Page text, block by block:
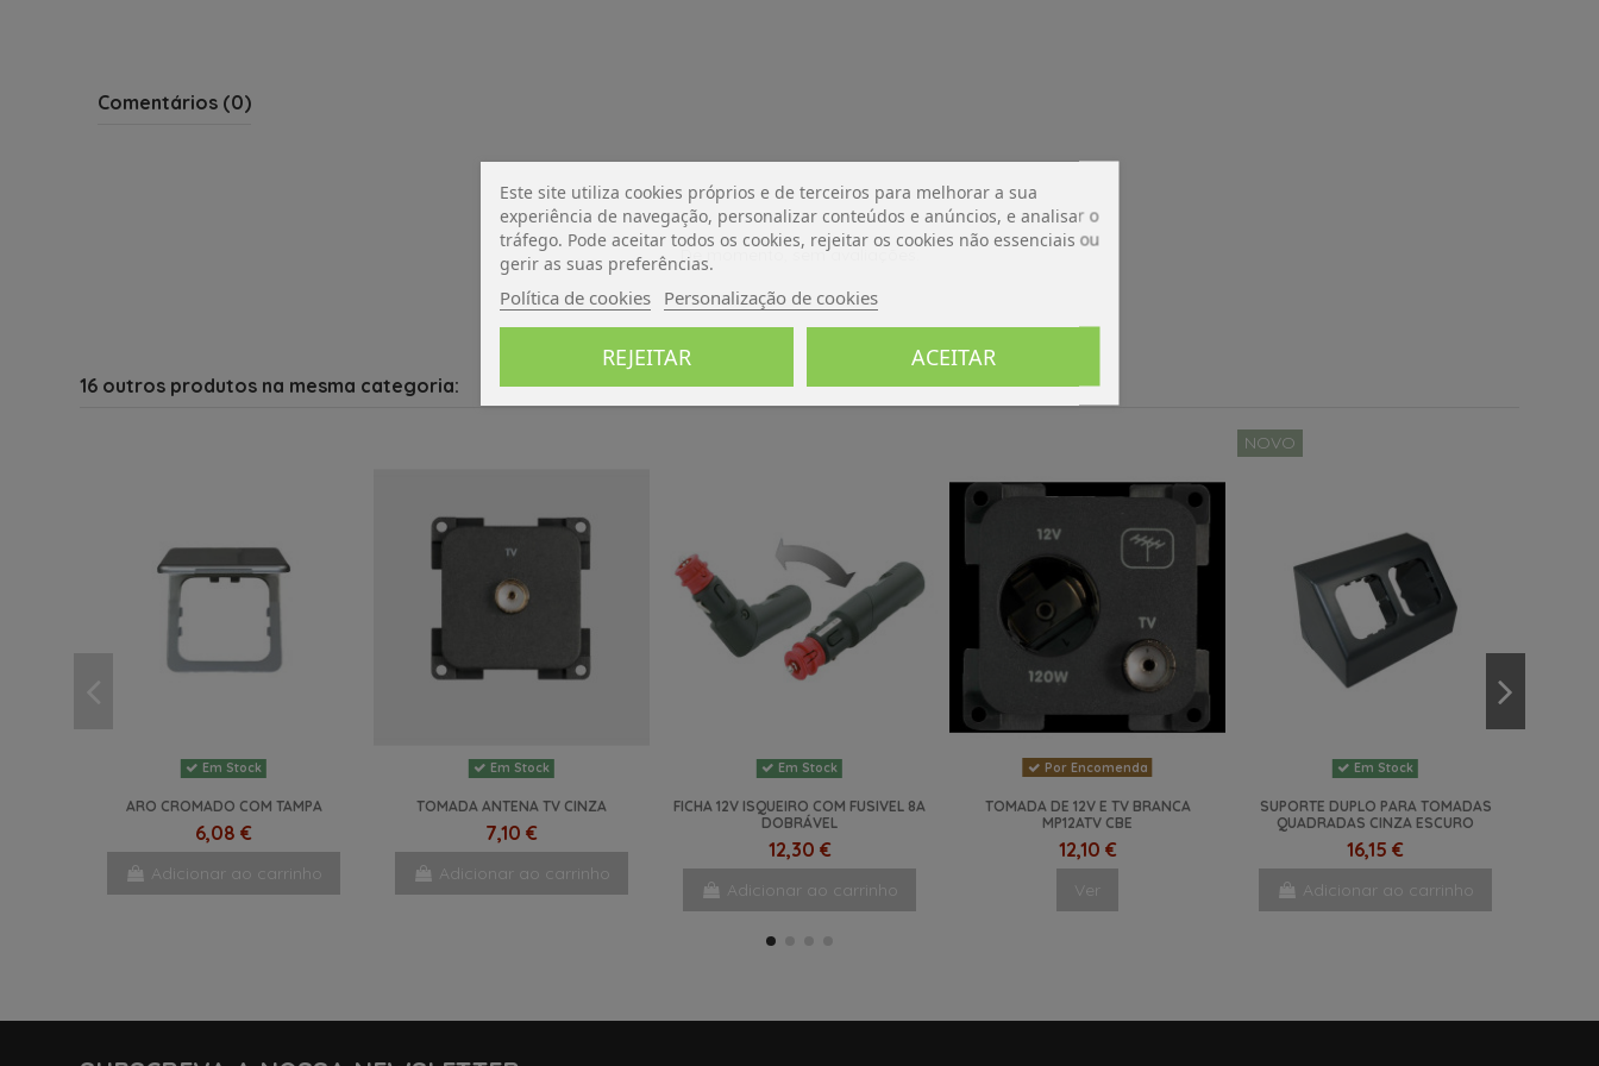
Comentários (0)
De momento, sem avaliações.
16 outros produtos na mesma categoria:
Em Stock
ARO CROMADO COM TAMPA
6,08 €
Adicionar ao carrinho
Em Stock
TOMADA ANTENA TV CINZA
7,10 €
Adicionar ao carrinho
Em Stock
FICHA 12V ISQUEIRO COM FUSIVEL 8A
DOBRÁVEL
12,30 €
Adicionar ao carrinho
Por Encomenda
TOMADA DE 12V E TV BRANCA
MP12ATV CBE
12,10 €
Ver
NOVO
Em Stock
SUPORTE DUPLO PARA TOMADAS
QUADRADAS CINZA ESCURO
16,15 €
Adicionar ao carrinho
Este site utiliza cookies próprios e de terceiros para melhorar a sua
experiência de navegação, personalizar conteúdos e anúncios, e analisar o
tráfego. Pode aceitar todos os cookies, rejeitar os cookies não essenciais ou
gerir as suas preferências.
Política de cookies Personalização de cookies
REJEITAR ACEITAR